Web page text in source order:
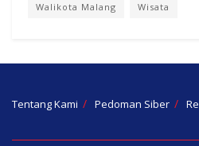
Walikota Malang Wisata
Tentang Kami Pedoman Siber